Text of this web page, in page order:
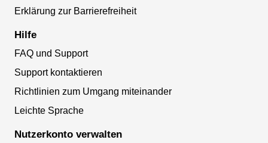
Erklärung zur Barrierefreiheit
Hilfe
FAQ und Support
Support kontaktieren
Richtlinien zum Umgang miteinander
Leichte Sprache
Nutzerkonto verwalten